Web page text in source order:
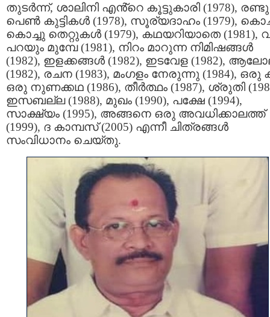
തുടർന്ന്, ശാലിനി എൻ്റെ കൂട്ടുകാരി (1978), രണ്ടു
പെൺ കുട്ടികൾ (1978), സൂര്യദാഹം (1979),
കൊച്ചു തെറ്റുകൾ (1979), കഥയറിയാതെ (1981),
പറയും മുമ്പേ (1981), നിറം മാറുന്ന നിമിഷങ്ങൾ
(1982), ഇളക്കങ്ങൾ (1982), ഇടവേള (1982),
(1982), രചന (1983), മംഗളം നേരുന്നു (1984), ഒരു
ഒരു നുണക്കഥ (1986), തീർത്ഥം (1987), ശ്രുതി
ഇസബല്ല (1988), മുഖം (1990), പക്ഷേ (1994),
സാക്ഷ്യം (1995), അങ്ങനെ ഒരു അവധിക്കാലത്ത്
(1999), ദ കാമ്പസ് (2005) എന്നീ ചിത്രങ്ങൾ
സംവിധാനം ചെയ്തു.